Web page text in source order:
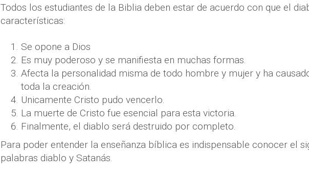
Todos los estudiantes de la Biblia deben estar de acuerdo con que el
características:
Se opone a Dios
Es muy poderoso y se manifiesta en muchas formas.
Afecta la personalidad misma de todo hombre y mujer y ha
toda la creación.
Unicamente Cristo pudo vencerlo.
La muerte de Cristo fue esencial para esta victoria.
Finalmente, el diablo será destruido por completo.
Para poder entender la enseñanza bíblica es indispensable conocer el
palabras diablo y Satanás.